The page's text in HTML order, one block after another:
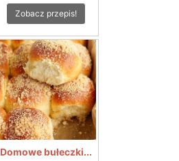
Zobacz przepis!
Domowe bułeczki...